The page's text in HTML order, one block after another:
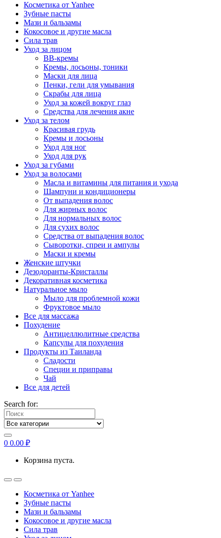
Косметика от Yanhee
Зубные пасты
Мази и бальзамы
Кокосовое и другие масла
Сила трав
Уход за лицом
BB-кремы
Кремы, лосьоны, тоники
Маски для лица
Пенки, гели для умывания
Скрабы для лица
Уход за кожей вокруг глаз
Средства для лечения акне
Уход за телом
Красивая грудь
Кремы и лосьоны
Уход для ног
Уход для рук
Уход за губами
Уход за волосами
Масла и витамины для питания и ухода
Шампуни и кондиционеры
От выпадения волос
Для жирных волос
Для нормальных волос
Для сухих волос
Средства от выпадения волос
Сыворотки, спреи и ампулы
Маски и кремы
Женские штучки
Дезодоранты-Кристаллы
Декоративная косметика
Натуральное мыло
Мыло для проблемной кожи
Фруктовое мыло
Все для массажа
Похудение
Антицеллюлитные средства
Капсулы для похудения
Продукты из Таиланда
Сладости
Специи и приправы
Чай
Все для детей
Search for:
0 0.00 ₽
Корзина пуста.
Косметика от Yanhee
Зубные пасты
Мази и бальзамы
Кокосовое и другие масла
Сила трав